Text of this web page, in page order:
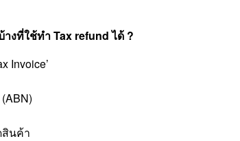
งที่ใช้ทำ Tax refund ได้ ?
Invoice’
สินค้า